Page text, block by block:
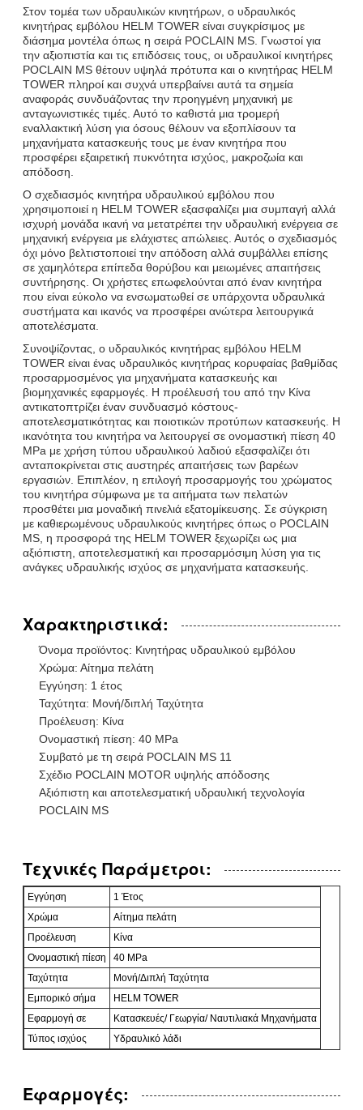
Στον τομέα των υδραυλικών κινητήρων, ο υδραυλικός
κινητήρας εμβόλου HELM TOWER είναι συγκρίσιμος με
διάσημα μοντέλα όπως η σειρά POCLAIN MS. Γνωστοί για
την αξιοπιστία και τις επιδόσεις τους, οι υδραυλικοί κινητήρες
POCLAIN MS θέτουν υψηλά πρότυπα και ο κινητήρας HELM
TOWER πληροί και συχνά υπερβαίνει αυτά τα σημεία
αναφοράς συνδυάζοντας την προηγμένη μηχανική με
ανταγωνιστικές τιμές. Αυτό το καθιστά μια τρομερή
εναλλακτική λύση για όσους θέλουν να εξοπλίσουν τα
μηχανήματα κατασκευής τους με έναν κινητήρα που
προσφέρει εξαιρετική πυκνότητα ισχύος, μακροζωία και
απόδοση.
Ο σχεδιασμός κινητήρα υδραυλικού εμβόλου που
χρησιμοποιεί η HELM TOWER εξασφαλίζει μια συμπαγή αλλά
ισχυρή μονάδα ικανή να μετατρέπει την υδραυλική ενέργεια σε
μηχανική ενέργεια με ελάχιστες απώλειες. Αυτός ο σχεδιασμός
όχι μόνο βελτιστοποιεί την απόδοση αλλά συμβάλλει επίσης
σε χαμηλότερα επίπεδα θορύβου και μειωμένες απαιτήσεις
συντήρησης. Οι χρήστες επωφελούνται από έναν κινητήρα
που είναι εύκολο να ενσωματωθεί σε υπάρχοντα υδραυλικά
συστήματα και ικανός να προσφέρει ανώτερα λειτουργικά
αποτελέσματα.
Συνοψίζοντας, ο υδραυλικός κινητήρας εμβόλου HELM
TOWER είναι ένας υδραυλικός κινητήρας κορυφαίας βαθμίδας
προσαρμοσμένος για μηχανήματα κατασκευής και
βιομηχανικές εφαρμογές. Η προέλευσή του από την Κίνα
αντικατοπτρίζει έναν συνδυασμό κόστους-
αποτελεσματικότητας και ποιοτικών προτύπων κατασκευής. Η
ικανότητα του κινητήρα να λειτουργεί σε ονομαστική πίεση 40
MPa με χρήση τύπου υδραυλικού λαδιού εξασφαλίζει ότι
ανταποκρίνεται στις αυστηρές απαιτήσεις των βαρέων
εργασιών. Επιπλέον, η επιλογή προσαρμογής του χρώματος
του κινητήρα σύμφωνα με τα αιτήματα των πελατών
προσθέτει μια μοναδική πινελιά εξατομίκευσης. Σε σύγκριση
με καθιερωμένους υδραυλικούς κινητήρες όπως ο POCLAIN
MS, η προσφορά της HELM TOWER ξεχωρίζει ως μια
αξιόπιστη, αποτελεσματική και προσαρμόσιμη λύση για τις
ανάγκες υδραυλικής ισχύος σε μηχανήματα κατασκευής.
Χαρακτηριστικά:
Όνομα προϊόντος: Κινητήρας υδραυλικού εμβόλου
Χρώμα: Αίτημα πελάτη
Εγγύηση: 1 έτος
Ταχύτητα: Μονή/διπλή Ταχύτητα
Προέλευση: Κίνα
Ονομαστική πίεση: 40 MPa
Συμβατό με τη σειρά POCLAIN MS 11
Σχέδιο POCLAIN MOTOR υψηλής απόδοσης
Αξιόπιστη και αποτελεσματική υδραυλική τεχνολογία
POCLAIN MS
Τεχνικές Παράμετροι:
Εγγύηση
1 Έτος
Χρώμα
Αίτημα πελάτη
Προέλευση
Κίνα
Ονομαστική πίεση
40 MPa
Ταχύτητα
Μονή/Διπλή Ταχύτητα
Εμπορικό σήμα
HELM TOWER
Εφαρμογή σε
Κατασκευές/ Γεωργία/ Ναυτιλιακά Μηχανήματα
Τύπος ισχύος
Υδραυλικό λάδι
Εφαρμογές: